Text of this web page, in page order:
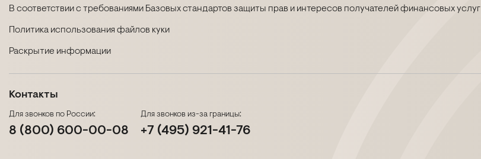
В соответствии с требованиями Базовых стандартов защиты прав и интересов получателей финансовых услуг
Политика использования файлов куки
Раскрытие информации
Контакты
Для звонков по России:
8 (800) 600-00-08
Для звонков из-за границы:
+7 (495) 921-41-76